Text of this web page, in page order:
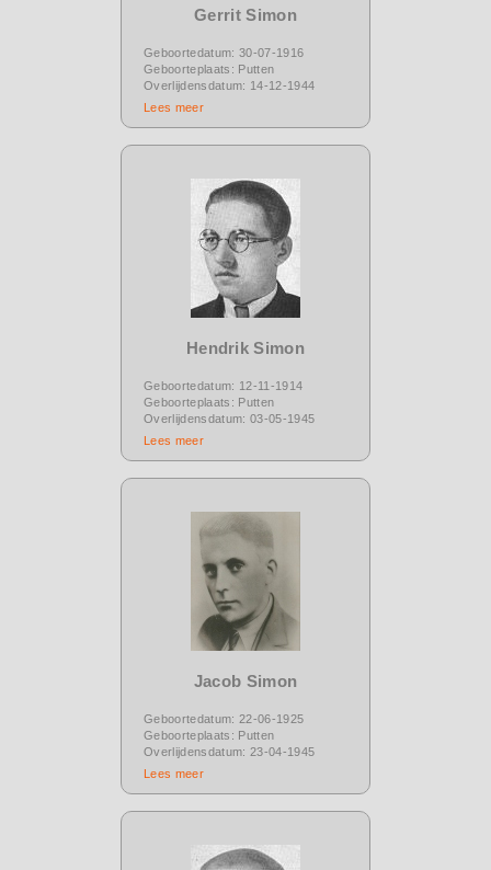
Gerrit Simon
Geboortedatum: 30-07-1916
Geboorteplaats: Putten
Overlijdensdatum: 14-12-1944
Lees meer
Hendrik Simon
Geboortedatum: 12-11-1914
Geboorteplaats: Putten
Overlijdensdatum: 03-05-1945
Lees meer
Jacob Simon
Geboortedatum: 22-06-1925
Geboorteplaats: Putten
Overlijdensdatum: 23-04-1945
Lees meer